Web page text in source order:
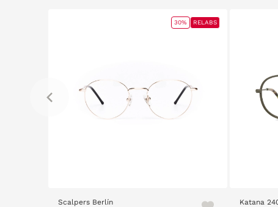
Scalpers Berlín
30% RELABS
Katana